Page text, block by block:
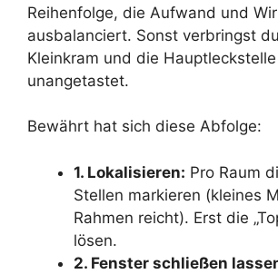
Reihenfolge, die Aufwand und
ausbalanciert. Sonst verbringst
Kleinkram und die
unangetastet.
Bewährt hat sich diese Abfolge:
1. Lokalisieren: Pro Raum
Stellen markieren (kleines
Rahmen reicht). Erst die
lösen.
2. Fenster schließen